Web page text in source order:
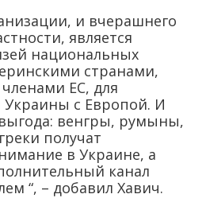
и вчерашнего
является
национальных
странами,
ЕС, для
Украины с Европой. И
венгры, румыны,
получат
в Украине, а
канал
“, – добавил Хавич.